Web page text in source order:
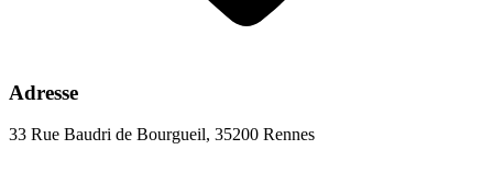
Adresse
33 Rue Baudri de Bourgueil, 35200 Rennes